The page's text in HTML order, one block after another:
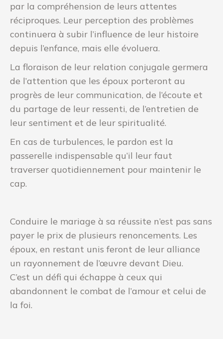
par la compréhension de leurs attentes
réciproques. Leur perception des problèmes
continuera à subir l’influence de leur histoire
depuis l’enfance, mais elle évoluera.
La floraison de leur relation conjugale germera
de l’attention que les époux porteront au
progrès de leur communication, de l’écoute et
du partage de leur ressenti, de l’entretien de
leur sentiment et de leur spiritualité.
En cas de turbulences, le pardon est la
passerelle indispensable qu’il leur faut
traverser quotidiennement pour maintenir le
cap.
Conduire le mariage à sa réussite n’est pas sans
payer le prix de plusieurs renoncements. Les
époux, en restant unis feront de leur alliance
un rayonnement de l’œuvre devant Dieu.
C’est un défi qui échappe à ceux qui
abandonnent le combat de l’amour et celui de
la foi.